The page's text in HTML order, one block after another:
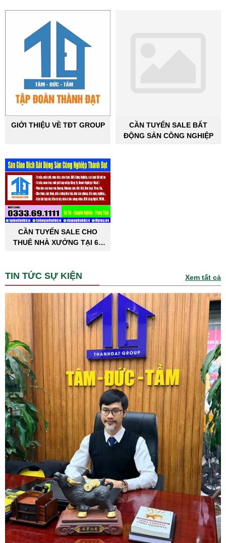
GIỚI THIỆU VỀ TĐT GROUP
CẦN TUYỂN SALE BẤT
ĐỘNG SẢN CÔNG NGHIỆP
CẦN TUYỂN SALE CHO
THUÊ NHÀ XƯỞNG TẠI 63
TIN TỨC SỰ KIỆN Xem tất cả